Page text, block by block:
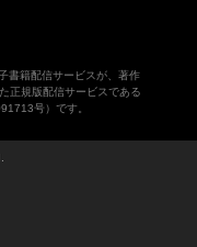
書籍配信サービスが、著作
正規版配信サービスである
号）です。